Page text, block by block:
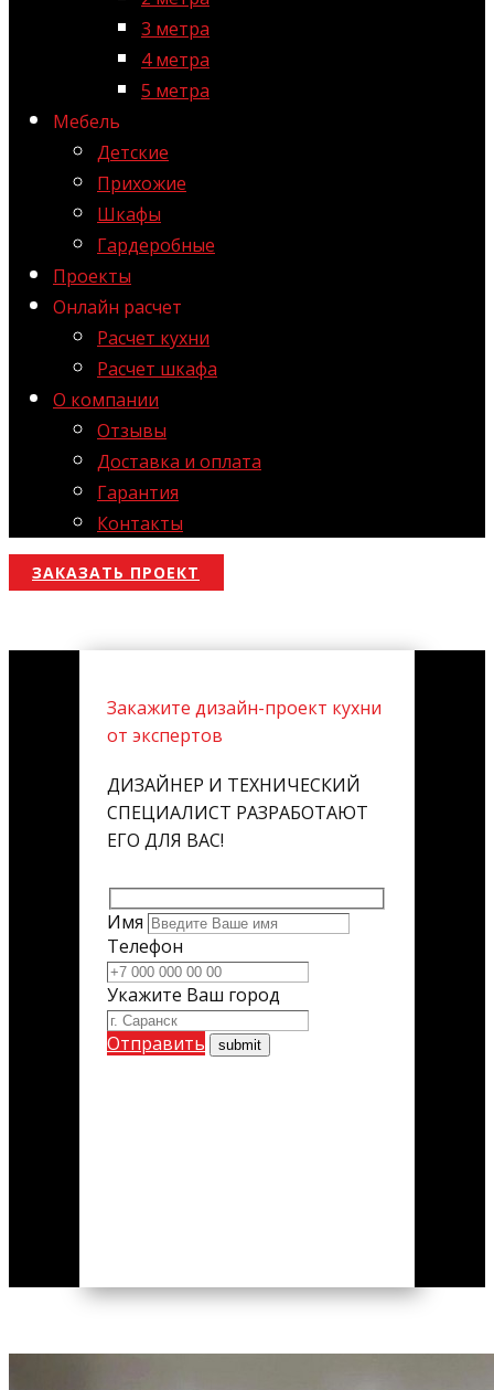
3 метра
4 метра
5 метра
Мебель
Детские
Прихожие
Шкафы
Гардеробные
Проекты
Онлайн расчет
Расчет кухни
Расчет шкафа
О компании
Отзывы
Доставка и оплата
Гарантия
Контакты
ЗАКАЗАТЬ ПРОЕКТ
Закажите дизайн-проект кухни
от экспертов
ДИЗАЙНЕР И ТЕХНИЧЕСКИЙ
СПЕЦИАЛИСТ РАЗРАБОТАЮТ
ЕГО ДЛЯ ВАС!
Имя
Телефон
Укажите Ваш город
Отправить